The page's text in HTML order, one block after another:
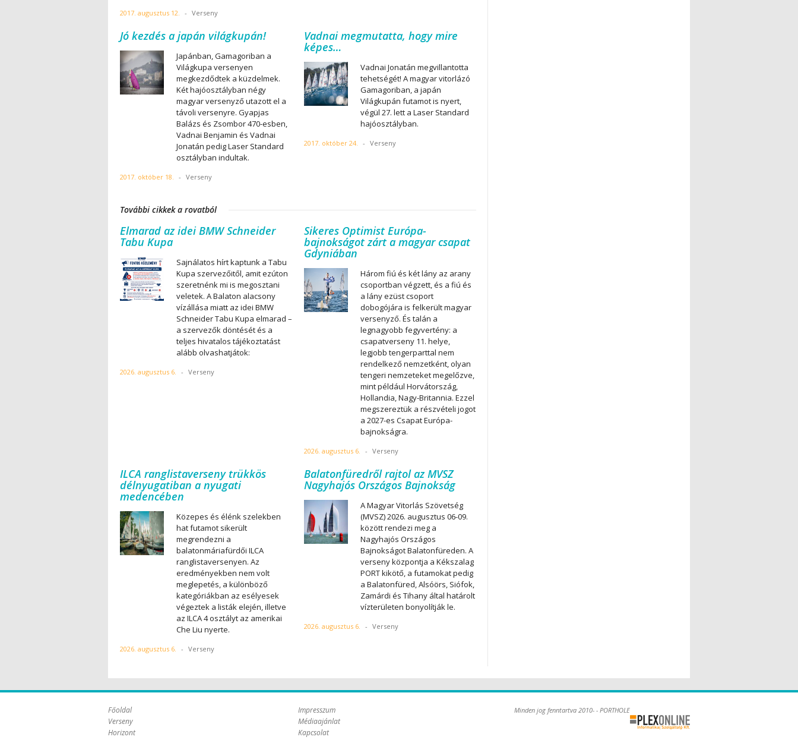
2017. augusztus 12. - Verseny
Jó kezdés a japán világkupán!
Japánban, Gamagoriban a
Világkupa versenyen
megkezdődtek a küzdelmek.
Két hajóosztályban négy
magyar versenyző utazott el a
távoli versenyre. Gyapjas
Balázs és Zsombor 470-esben,
Vadnai Benjamin és Vadnai
Jonatán pedig Laser Standard
osztályban indultak.
2017. október 18. - Verseny
Vadnai megmutatta, hogy mire
képes…
Vadnai Jonatán megvillantotta
tehetségét! A magyar vitorlázó
Gamagoriban, a japán
Világkupán futamot is nyert,
végül 27. lett a Laser Standard
hajóosztályban.
2017. október 24. - Verseny
További cikkek a rovatból
Elmarad az idei BMW Schneider
Tabu Kupa
Sajnálatos hírt kaptunk a Tabu
Kupa szervezőitől, amit ezúton
szeretnénk mi is megosztani
veletek. A Balaton alacsony
vízállása miatt az idei BMW
Schneider Tabu Kupa elmarad –
a szervezők döntését és a
teljes hivatalos tájékoztatást
alább olvashatjátok:
2026. augusztus 6. - Verseny
Sikeres Optimist Európa-
bajnokságot zárt a magyar csapat
Gdyniában
Három fiú és két lány az arany
csoportban végzett, és a fiú és
a lány ezüst csoport
dobogójára is felkerült magyar
versenyző. És talán a
legnagyobb fegyvertény: a
csapatverseny 11. helye,
legjobb tengerparttal nem
rendelkező nemzetként, olyan
tengeri nemzeteket megelőzve,
mint például Horvátország,
Hollandia, Nagy-Britannia. Ezzel
megszereztük a részvételi jogot
a 2027-es Csapat Európa-
bajnokságra.
2026. augusztus 6. - Verseny
ILCA ranglistaverseny trükkös
délnyugatiban a nyugati
medencében
Közepes és élénk szelekben
hat futamot sikerült
megrendezni a
balatonmáriafürdői ILCA
ranglistaversenyen. Az
eredményekben nem volt
meglepetés, a különböző
kategóriákban az esélyesek
végeztek a listák elején, illetve
az ILCA 4 osztályt az amerikai
Che Liu nyerte.
2026. augusztus 6. - Verseny
Balatonfüredről rajtol az MVSZ
Nagyhajós Országos Bajnokság
A Magyar Vitorlás Szövetség
(MVSZ) 2026. augusztus 06-09.
között rendezi meg a
Nagyhajós Országos
Bajnokságot Balatonfüreden. A
verseny központja a Kékszalag
PORT kikötő, a futamokat pedig
a Balatonfüred, Alsóörs, Siófok,
Zamárdi és Tihany által határolt
vízterületen bonyolítják le.
2026. augusztus 6. - Verseny
Főoldal
Verseny
Horizont
Impresszum
Médiaajánlat
Kapcsolat
Minden jog fenntartva 2010- - PORTHOLE
Online Kft. -